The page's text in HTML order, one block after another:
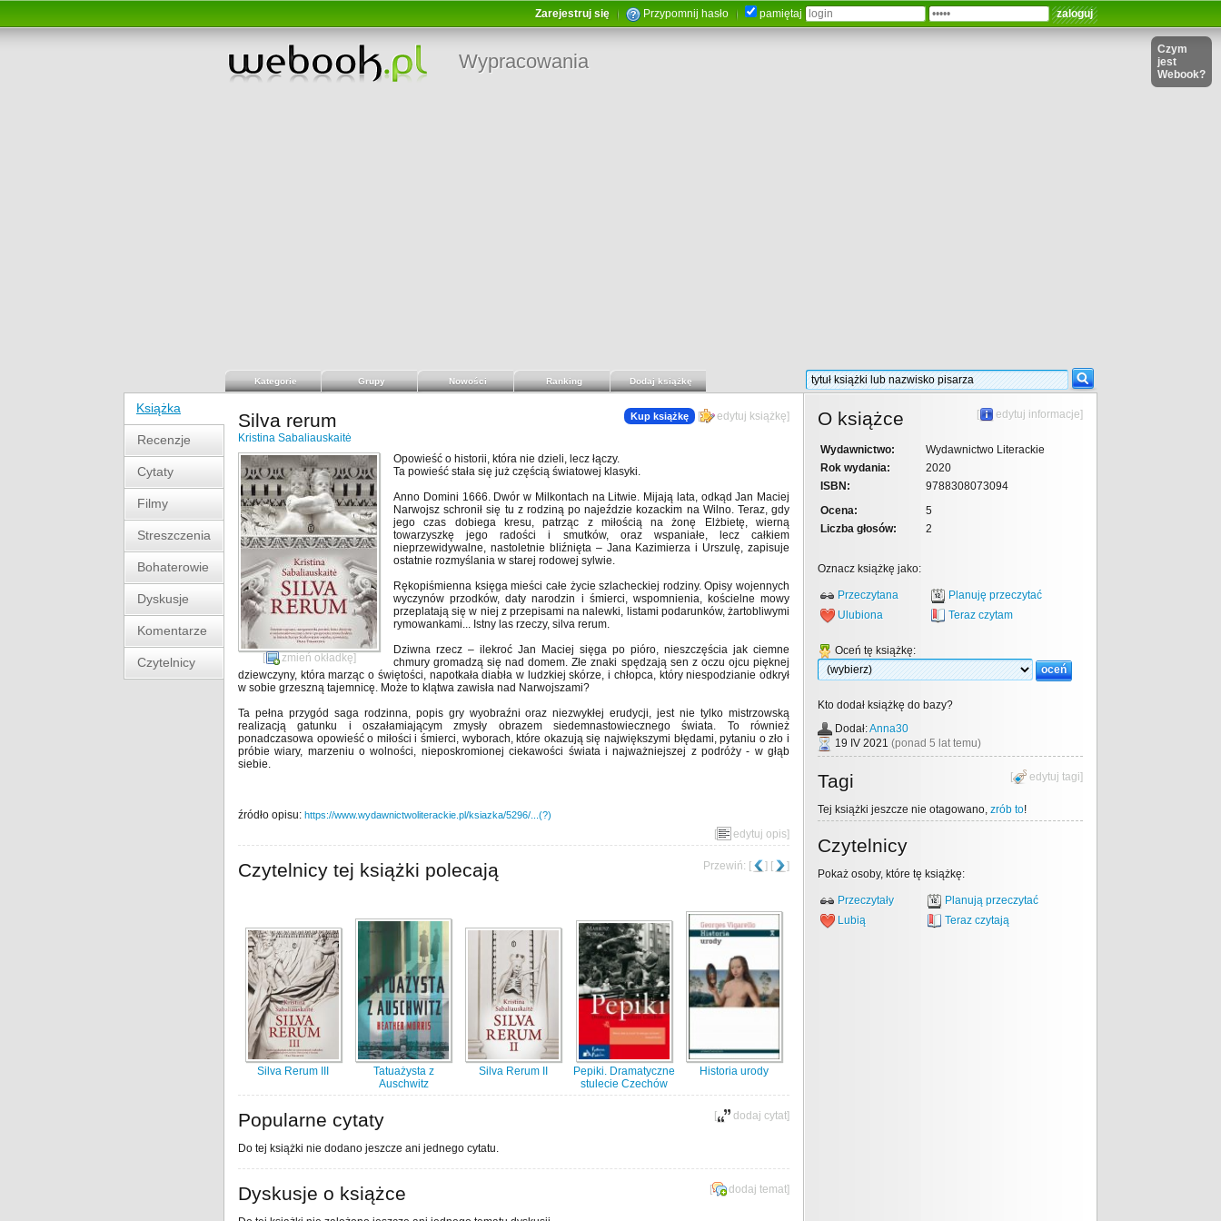
Zarejestruj się Przypomnij hasło pamiętaj
Wypracowania
Czym
jest
Webook?
Kategorie Grupy Nowości Ranking Dodaj książkę
Książka
Recenzje
Cytaty
Filmy
Streszczenia
Bohaterowie
Dyskusje
Komentarze
Czytelnicy
Kup książkę [ edytuj książkę]
Silva rerum
Kristina Sabaliauskaitė
[ zmień okładkę]
Opowieść o historii, która nie dzieli, lecz łączy.
Ta powieść stała się już częścią światowej klasyki.
Anno Domini 1666. Dwór w Milkontach na Litwie. Mijają lata, odkąd Jan Maciej
Narwojsz schronił się tu z rodziną po najeździe kozackim na Wilno. Teraz, gdy
jego czas dobiega kresu, patrząc z miłością na żonę Elżbietę, wierną
towarzyszkę jego radości i smutków, oraz wspaniałe, lecz całkiem
nieprzewidywalne, nastoletnie bliźnięta – Jana Kazimierza i Urszulę, zapisuje
ostatnie rozmyślania w starej rodowej sylwie.
Rękopiśmienna księga mieści całe życie szlacheckiej rodziny. Opisy wojennych
wyczynów przodków, daty narodzin i śmierci, wspomnienia, kościelne mowy
przeplatają się w niej z przepisami na nalewki, listami podarunków, żartobliwymi
rymowankami... Istny las rzeczy, silva rerum.
Dziwna rzecz – ilekroć Jan Maciej sięga po pióro, nieszczęścia jak ciemne
chmury gromadzą się nad domem. Złe znaki spędzają sen z oczu ojcu pięknej
dziewczyny, która marząc o świętości, napotkała diabła w ludzkiej skórze, i chłopca, który niespodzianie odkrył
w sobie grzeszną tajemnicę. Może to klątwa zawisła nad Narwojszami?
Ta pełna przygód saga rodzinna, popis gry wyobraźni oraz niezwykłej erudycji, jest nie tylko mistrzowską
realizacją gatunku i oszałamiającym zmysły obrazem siedemnastowiecznego świata. To również
ponadczasowa opowieść o miłości i śmierci, wyborach, które okazują się największymi błędami, pytaniu o zło i
próbie wiary, marzeniu o wolności, nieposkromionej ciekawości świata i najważniejszej z podróży - w głąb
siebie.
źródło opisu: https://www.wydawnictwoliterackie.pl/ksiazka/5296/...(?)
[ edytuj opis]
Przewiń: [ ] [ ]
Czytelnicy tej książki polecają
Silva Rerum III
Tatuażysta z
Auschwitz
Silva Rerum II
Pepiki. Dramatyczne
stulecie Czechów
Historia urody
[ dodaj cytat]
Popularne cytaty
Do tej książki nie dodano jeszcze ani jednego cytatu.
[ dodaj temat]
Dyskusje o książce
[ edytuj informacje]
O książce
Wydawnictwo:
Wydawnictwo Literackie
Rok wydania:
2020
ISBN:
9788308073094
Ocena:
5
Liczba głosów:
2
Oznacz książkę jako:
Przeczytana
Planuję przeczytać
Ulubiona
Teraz czytam
Oceń tę książkę:
Kto dodał książkę do bazy?
Dodał:Anna30
19 IV 2021 (ponad 5 lat temu)
[ edytuj tagi]
Tagi
Tej książki jeszcze nie otagowano, zrób to!
Czytelnicy
Pokaż osoby, które tę książkę:
Przeczytały
Planują przeczytać
Lubią
Teraz czytają